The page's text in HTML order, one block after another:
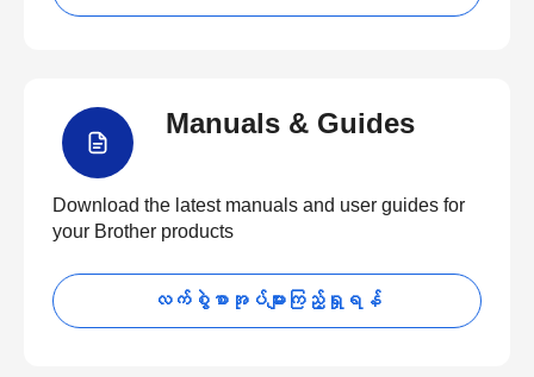
Manuals & Guides
Download the latest manuals and user guides for
your Brother products
လက်စွဲစာအုပ်များကြည့်ရှုရန်